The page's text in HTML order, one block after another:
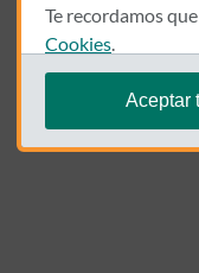
Te recordamos
Cookies.
Aceptar